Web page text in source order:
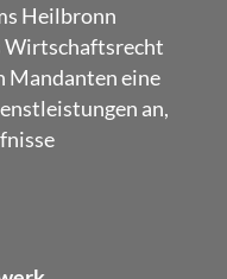
Heilbronn
Wirtschaftsrecht
Mandanten eine
an,